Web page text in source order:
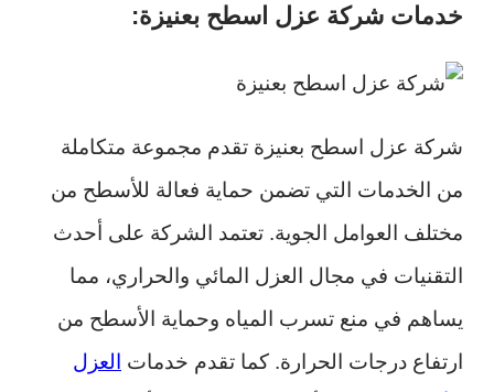
خدمات شركة عزل اسطح بعنيزة:
شركة عزل اسطح بعنيزة تقدم مجموعة متكاملة
من الخدمات التي تضمن حماية فعالة للأسطح من
مختلف العوامل الجوية. تعتمد الشركة على أحدث
التقنيات في مجال العزل المائي والحراري، مما
يساهم في منع تسرب المياه وحماية الأسطح من
ارتفاع درجات الحرارة. كما تقدم خدمات
العزل